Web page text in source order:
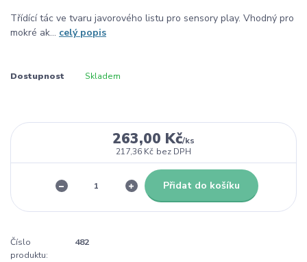
Třídící tác ve tvaru javorového listu pro sensory play. Vhodný pro
mokré ak... celý popis
Dostupnost Skladem
263,00 Kč/ks
217,36 Kč bez DPH
Přidat do košíku
Číslo
produktu:
482